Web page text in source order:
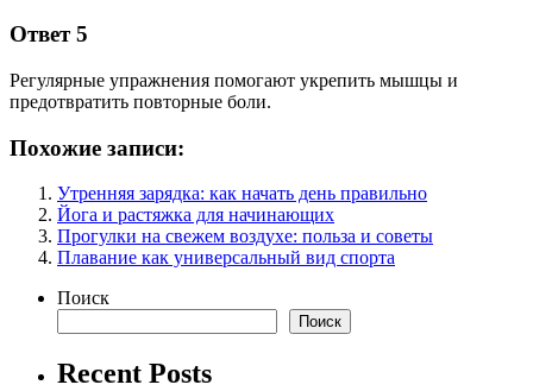
Ответ 5
Регулярные упражнения помогают укрепить мышцы и
предотвратить повторные боли.
Похожие записи:
Утренняя зарядка: как начать день правильно
Йога и растяжка для начинающих
Прогулки на свежем воздухе: польза и советы
Плавание как универсальный вид спорта
Поиск
Поиск
Recent Posts